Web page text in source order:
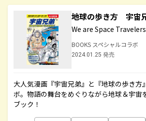
地球の歩き方 宇宙
We are Space Travelers
BOOKS スペシャルコラボ
2024.01.25 発売
大人気漫画『宇宙兄弟』と『地球の歩き方
ボ。物語の舞台をめぐりながら地球＆宇宙
ブック！